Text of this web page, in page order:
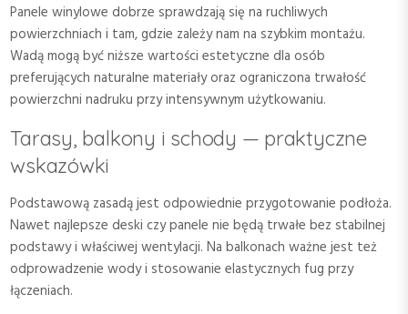
Panele winylowe dobrze sprawdzają się na ruchliwych
powierzchniach i tam, gdzie zależy nam na szybkim montażu.
Wadą mogą być niższe wartości estetyczne dla osób
preferujących naturalne materiały oraz ograniczona trwałość
powierzchni nadruku przy intensywnym użytkowaniu.
Tarasy, balkony i schody — praktyczne
wskazówki
Podstawową zasadą jest odpowiednie przygotowanie podłoża.
Nawet najlepsze deski czy panele nie będą trwałe bez stabilnej
podstawy i właściwej wentylacji. Na balkonach ważne jest też
odprowadzenie wody i stosowanie elastycznych fug przy
łączeniach.